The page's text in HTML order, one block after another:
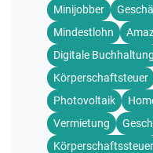
Minijobber
Mindestlohn
Digitale Buchhaltung
Körperschaftsteuer
Photovoltaik
Vermietung
Körperschaftssteuer